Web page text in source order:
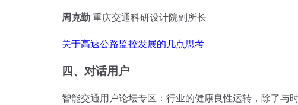
周克勤重庆交通科研设计院副所长
关于高速公路监控发展的几点思考
四、 对话用户
智能交通用户论坛专区：行业的健康良性运转，除了与